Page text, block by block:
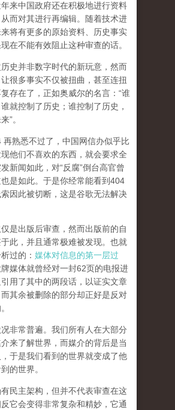
来中国政府还在积极地进行资料
而对其进行再编辑。随着技术进
将有更多的原始资料、历史事实
在不能有效阻止这种审查的话。
史并非数字时代的新玩意，然而
很多事实不仅被扭曲，甚至连扭
存在了，正如奥威尔的名言：“谁
就控制了历史；谁控制了历史，
”。
再熟悉不过了，中国网信办似乎比
他们不喜欢的东西，就会要求全
新闻如此，对“反腐”倒台高官曾
是如此。于是你经常能看到404
因此被切断，这是谷歌无法解决
是出版后审查，然而出版前的自
此，并且通常极难被发现。 也就
过的： 媒体对信息的第一层过
媒体就曾经对一封62页的电报进
用了其中的两段话，以证实文章
其余被删除的部分却正好是反对
非常普遍。我们所有人在大部分
来了解世界，而媒介的背后是当
于是我们看到的世界就变成了他
的世界。
民主架构，但并不代表审查在这
它会变得非常复杂和精妙，它通